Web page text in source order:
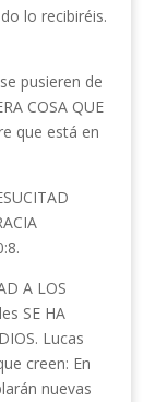
lo recibiréis.
pusieren de
COSA QUE
que está en
A LOS
SE HA
Lucas
creen: En
nuevas